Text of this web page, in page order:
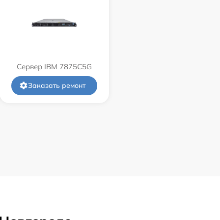
Сервер IBM 7875C5G
Заказать ремонт